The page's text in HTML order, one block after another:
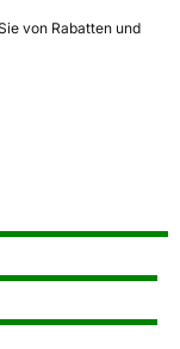
von Rabatten und